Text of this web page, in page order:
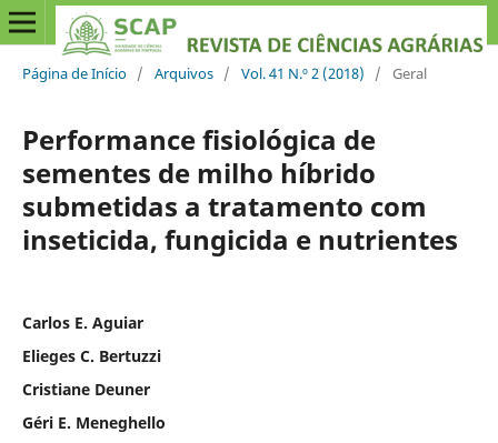
Página de Início / Arquivos / Vol. 41 N.º 2 (2018) / Geral
Performance fisiológica de
sementes de milho híbrido
submetidas a tratamento com
inseticida, fungicida e nutrientes
Carlos E. Aguiar
Elieges C. Bertuzzi
Cristiane Deuner
Géri E. Meneghello